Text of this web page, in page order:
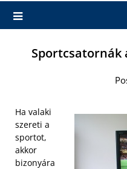
Sportcsatornák
Ha valaki
szereti a
sportot,
akkor
bizonyára